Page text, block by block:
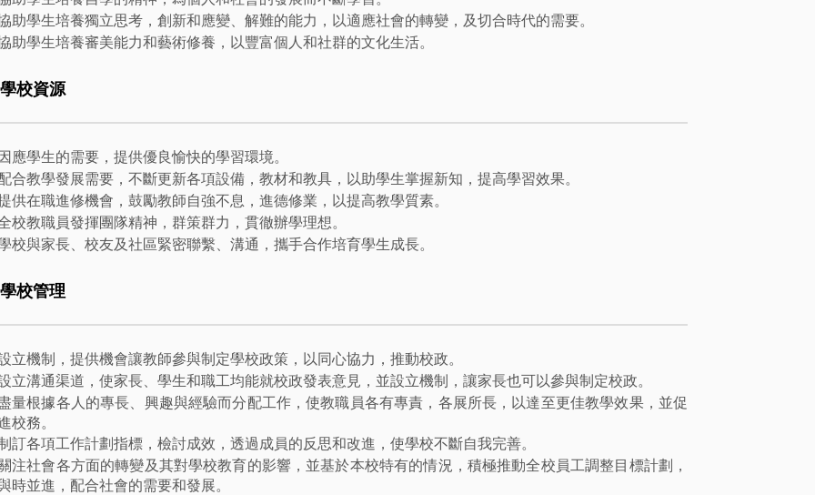
助學生培養獨立思考，創新和應變、解難的能力，以適應社會的轉變，及切合時代的需要。
助學生培養審美能力和藝術修養，以豐富個人和社群的文化生活。
校資源
應學生的需要，提供優良愉快的學習環境。
合教學發展需要，不斷更新各項設備，教材和教具，以助學生掌握新知，提高學習效果。
供在職進修機會，鼓勵教師自強不息，進德修業，以提高教學質素。
校教職員發揮團隊精神，群策群力，貫徹辦學理想。
校與家長、校友及社區緊密聯繫、溝通，攜手合作培育學生成長。
校管理
立機制，提供機會讓教師參與制定學校政策，以同心協力，推動校政。
立溝通渠道，使家長、學生和職工均能就校政發表意見，並設立機制，讓家長也可以參與制定校政。
量根據各人的專長、興趣與經驗而分配工作，使教職員各有專責，各展所長，以達至更佳教學效果，並促
校務。
訂各項工作計劃指標，檢討成效，透過成員的反思和改進，使學校不斷自我完善。
注社會各方面的轉變及其對學校教育的影響，並基於本校特有的情況，積極推動全校員工調整目標計劃，
時並進，配合社會的需要和發展。